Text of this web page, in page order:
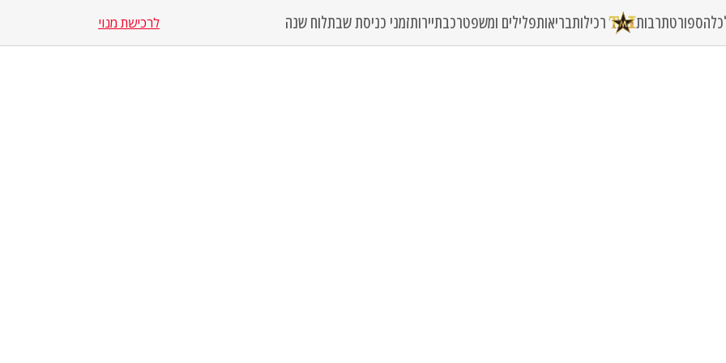
ספורטתרבות רכילותבריאותפלילים ומשפטרכבתיירותזמני כניסת שבתלוח שנה לרכישת מנוי